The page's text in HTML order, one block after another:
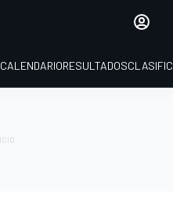
CALENDARIORESULTADOS